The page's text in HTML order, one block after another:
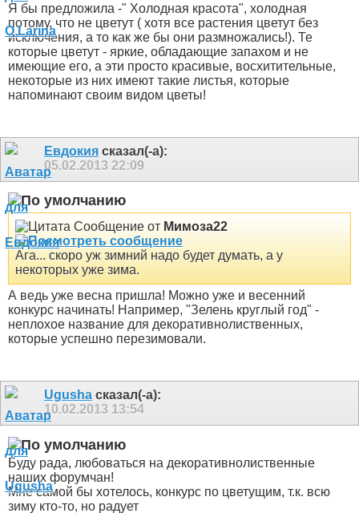
Я бы предложила -" Холодная красота", холодная
потому, что не цветут ( хотя все растения цветут без
исключения, а то как же бы они размножались!). Те
которые цветут - яркие, обладающие запахом и не
имеющие его, а эти просто красивые, восхитительные,
некоторые из них имеют такие листья, которые
напоминают своим видом цветы!
Евдокия сказал(-а):
05.02.2013 22:09
Сообщение от Мимоза22
Ага... скоро уж зимний надо будет думать, а у
некоторых уже зима.
А ведь уже весна пришла! Можно уже и весенний
конкурс начинать! Например, "Зелень круглый год" -
неплохое название для декоративнолиственных,
которые успешно перезимовали.
Ugusha сказал(-а):
10.02.2013 13:54
Буду рада, любоваться на декоративнолиственные
наших форумчан!
Мне самой бы хотелось, конкурс по цветущим, т.к. всю
зиму кто-то, но радует